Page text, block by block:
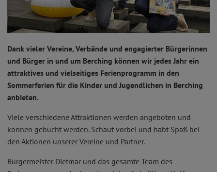
Dank vieler Vereine, Verbände und engagierter Bürgerinnen
und Bürger in und um Berching können wir jedes Jahr ein
attraktives und vielseitiges Ferienprogramm in den
Sommerferien für die Kinder und Jugendlichen in Berching
anbieten.
Viele verschiedene Attraktionen werden angeboten und
können gebucht werden. Schaut vorbei und habt Spaß bei
den Aktionen unserer Vereine und Partner.
Bürgermeister Dietmar und das gesamte Team des